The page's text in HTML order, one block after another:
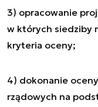
3) opracowanie
w których siedziby
kryteria oceny;
4) dokonanie
rządowych na